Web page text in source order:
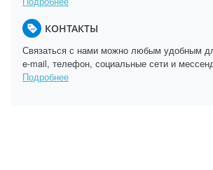
КОНТАКТЫ
Связаться с нами можно любым удобным
e-mail, телефон, социальные сети и
Подробнее